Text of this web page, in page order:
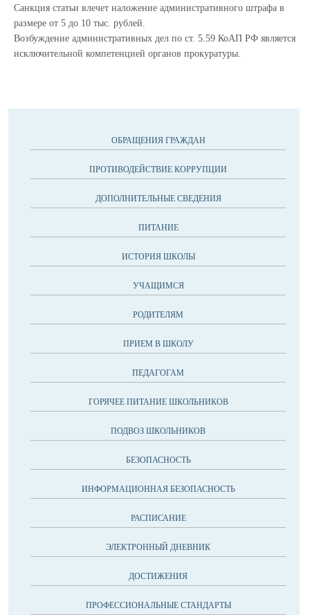
Санкция статьи влечет наложение административного штрафа в
размере от 5 до 10 тыс. рублей.
Возбуждение административных дел по ст. 5.59 КоАП РФ является
исключительной компетенцией органов прокуратуры.
ОБРАЩЕНИЯ ГРАЖДАН
ПРОТИВОДЕЙСТВИЕ КОРРУПЦИИ
ДОПОЛНИТЕЛЬНЫЕ СВЕДЕНИЯ
ПИТАНИЕ
ИСТОРИЯ ШКОЛЫ
УЧАЩИМСЯ
РОДИТЕЛЯМ
ПРИЕМ В ШКОЛУ
ПЕДАГОГАМ
ГОРЯЧЕЕ ПИТАНИЕ ШКОЛЬНИКОВ
ПОДВОЗ ШКОЛЬНИКОВ
БЕЗОПАСНОСТЬ
ИНФОРМАЦИОННАЯ БЕЗОПАСНОСТЬ
РАСПИСАНИЕ
ЭЛЕКТРОННЫЙ ДНЕВНИК
ДОСТИЖЕНИЯ
ПРОФЕССИОНАЛЬНЫЕ СТАНДАРТЫ